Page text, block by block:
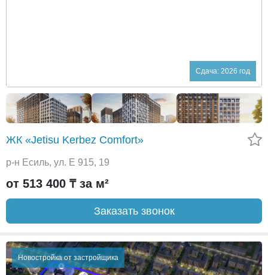
Сдача: 2026 год
ЖК «Jetisu Kerbez Comfort»
р-н Есиль, ул. Е 915, 19
от 513 400 ₸ за м²
Заказать звонок
Новостройка от застройщика